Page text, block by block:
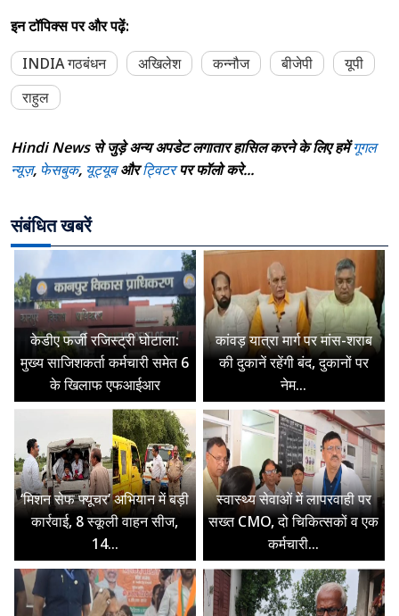
इन टॉपिक्स पर और पढ़ें:
INDIA गठबंधन
अखिलेश कन्नौज बीजेपी
यूपी
राहुल
Hindi News से जुड़े अन्य अपडेट लगातार हासिल करने के लिए हमेंगूगल
न्यूज़, फेसबुक, यूट्यूबऔरट्विटरपर फॉलो करे...
संबंधित खबरें
केडीए फर्जी रजिस्ट्री घोटाला:
मुख्य साजिशकर्ता कर्मचारी समेत 6
के खिलाफ एफआईआर
कांवड़ यात्रा मार्ग पर मांस-शराब
की दुकानें रहेंगी बंद, दुकानों पर
नेम...
‘मिशन सेफ फ्यूचर’ अभियान में बड़ी
कार्रवाई, 8 स्कूली वाहन सीज,
14...
स्वास्थ्य सेवाओं में लापरवाही पर
सख्त CMO, दो चिकित्सकों व एक
कर्मचारी...